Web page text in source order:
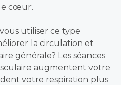
cœur.
utiliser ce type
la circulation et
générale? Les séances
augmentent votre
votre respiration plus